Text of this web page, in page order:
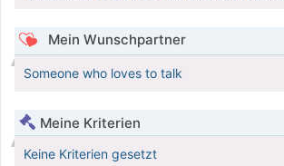
Mein Wunschpartner
Someone who loves to talk
Meine Kriterien
Keine Kriterien gesetzt